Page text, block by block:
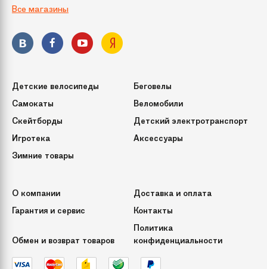
Способ фиксации
Кол-во веток
3250
Срок службы
Все магазины
Детские велосипеды
Беговелы
Самокаты
Веломобили
Скейтборды
Детский электротранспорт
Игротека
Аксессуары
Зимние товары
О компании
Доставка и оплата
Гарантия и сервис
Контакты
Обмен и возврат товаров
Политика
конфиденциальности